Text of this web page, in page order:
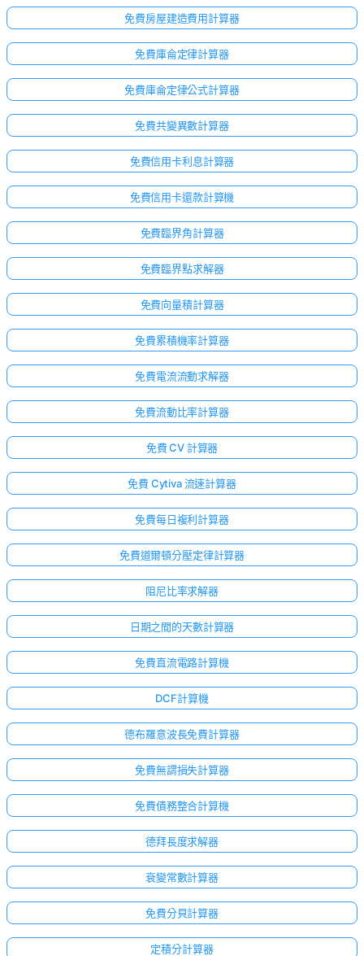
免費房屋建造費用計算器
免費庫侖定律計算器
免費庫侖定律公式計算器
免費共變異數計算器
免費信用卡利息計算器
免費信用卡還款計算機
免費臨界角計算器
免費臨界點求解器
免費向量積計算器
免費累積機率計算器
免費電流流動求解器
免費流動比率計算器
免費 CV 計算器
免費 Cytiva 流速計算器
免費每日複利計算器
免費道爾頓分壓定律計算器
阻尼比率求解器
日期之間的天數計算器
免費直流電路計算機
DCF計算機
德布羅意波長免費計算器
免費無謂損失計算器
免費債務整合計算機
德拜長度求解器
衰變常數計算器
免費分貝計算器
定積分計算器